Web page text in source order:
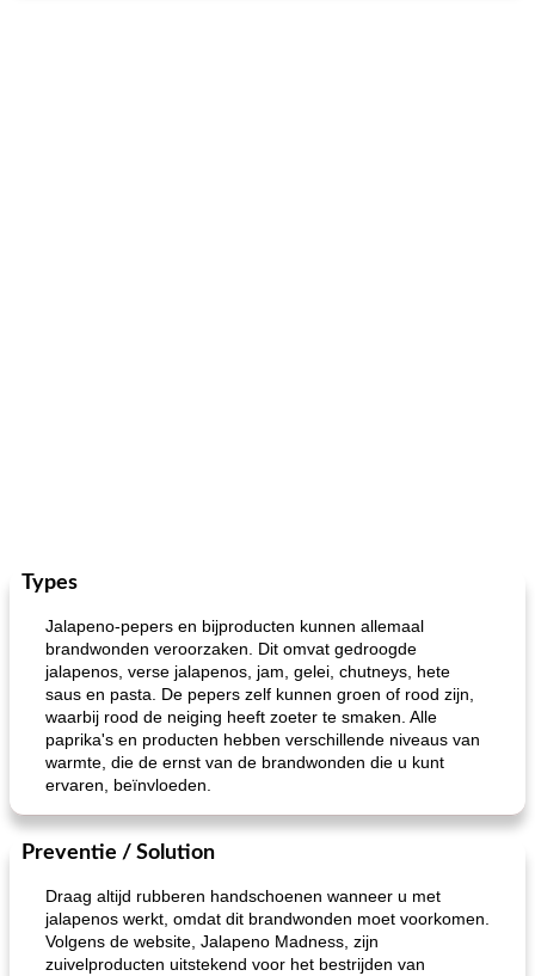
Types
Jalapeno-pepers en bijproducten kunnen allemaal
brandwonden veroorzaken. Dit omvat gedroogde
jalapenos, verse jalapenos, jam, gelei, chutneys, hete
saus en pasta. De pepers zelf kunnen groen of rood zijn,
waarbij rood de neiging heeft zoeter te smaken. Alle
paprika's en producten hebben verschillende niveaus van
warmte, die de ernst van de brandwonden die u kunt
ervaren, beïnvloeden.
Preventie / Solution
Draag altijd rubberen handschoenen wanneer u met
jalapenos werkt, omdat dit brandwonden moet voorkomen.
Volgens de website, Jalapeno Madness, zijn
zuivelproducten uitstekend voor het bestrijden van